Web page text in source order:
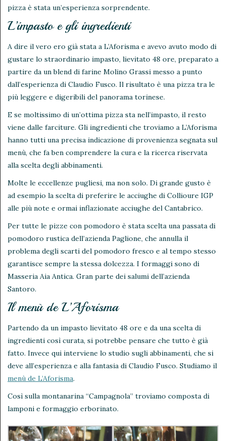
pizza è stata un’esperienza sorprendente.
L’impasto e gli ingredienti
A dire il vero ero già stata a L’Aforisma e avevo avuto modo di
gustare lo straordinario impasto, lievitato 48 ore, preparato a
partire da un blend di farine Molino Grassi messo a punto
dall’esperienza di Claudio Fusco. Il risultato è una pizza tra le
più leggere e digeribili del panorama torinese.
E se moltissimo di un’ottima pizza sta nell’impasto, il resto
viene dalle farciture. Gli ingredienti che troviamo a L’Aforisma
hanno tutti una precisa indicazione di provenienza segnata sul
menù, che fa ben comprendere la cura e la ricerca riservata
alla scelta degli abbinamenti.
Molte le eccellenze pugliesi, ma non solo. Di grande gusto è
ad esempio la scelta di preferire le acciughe di Collioure IGP
alle più note e ormai inflazionate acciughe del Cantabrico.
Per tutte le pizze con pomodoro è stata scelta una passata di
pomodoro rustica dell’azienda Paglione, che annulla il
problema degli scarti del pomodoro fresco e al tempo stesso
garantisce sempre la stessa dolcezza. I formaggi sono di
Masseria Aia Antica. Gran parte dei salumi dell’azienda
Santoro.
Il menù de L’Aforisma
Partendo da un impasto lievitato 48 ore e da una scelta di
ingredienti così curata, si potrebbe pensare che tutto è già
fatto. Invece qui interviene lo studio sugli abbinamenti, che si
deve all’esperienza e alla fantasia di Claudio Fusco. Studiamo il
menù de L’Aforisma.
Così sulla montanarina “Campagnola” troviamo composta di
lamponi e formaggio erborinato.